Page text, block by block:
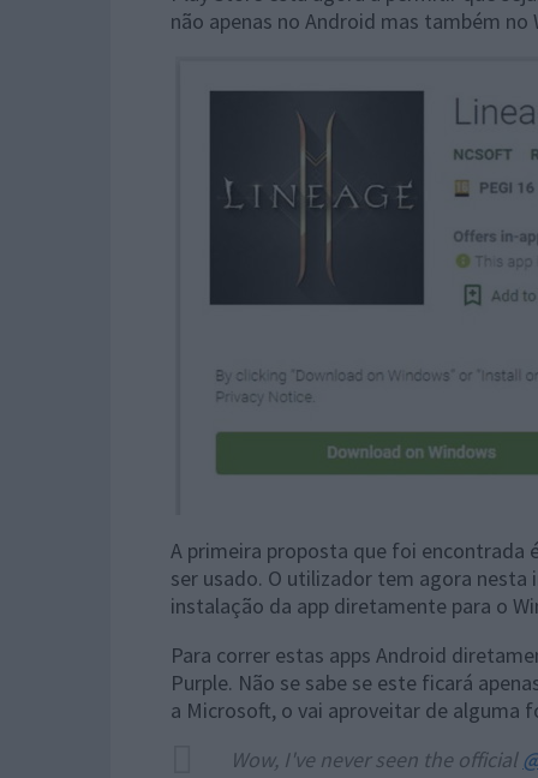
não apenas no Android mas também no
A primeira proposta que foi encontrada
ser usado. O utilizador tem agora
instalação da app diretamente para o
Para correr estas apps Android
Purple. Não se sabe se este ficará
a Microsoft, o vai aproveitar de alguma
Wow, I've never seen the official